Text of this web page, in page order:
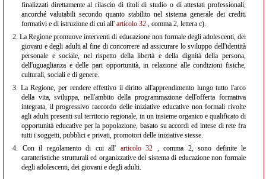
finalizzati direttamente al rilascio di titoli di studio o di attestati professionali,
ancorché valutabili secondo quanto stabilito nel sistema generale dei crediti
formativi e di istruzione di cui all' articolo 32 , comma 2, lettera c).
2.La Regione promuove interventi di educazione non formale degli adolescenti, dei
giovani e degli adulti al fine di concorrere ad assicurare lo sviluppo dell'identità
personale e sociale, nel rispetto della libertà e della dignità della persona,
dell'uguaglianza e delle pari opportunità, in relazione alle condizioni fisiche,
culturali, sociali e di genere.
3. La Regione, per rendere effettivo il diritto all'apprendimento lungo tutto l'arco
della vita, sviluppa, nell'ambito della programmazione dell'offerta formativa
integrata, il progressivo raccordo delle iniziative educative non formali rivolte
agli adulti presenti sul territorio regionale, in un insieme organico e qualificato di
opportunità educative per la popolazione, basato su accordi ed intese di rete fra
tutti i soggetti, pubblici e privati, promotori delle iniziative stesse.
4. Con il regolamento di cui all' articolo 32 , comma 2, sono definite le
caratteristiche strutturali ed organizzative del sistema di educazione non formale
degli adolescenti, dei giovani e degli adulti.